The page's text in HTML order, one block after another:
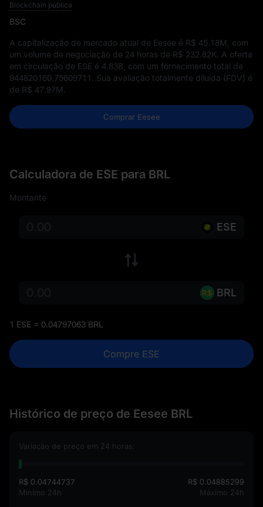
Blockchain pública
BSC
A capitalização de mercado atual de Eesee é R$ 45.18M
, com
um volume de negociação de 24 horas de R$ 232.82K . A oferta
em circulação de ESE é 4.83B , com um fornecimento total de
944820160.75609711
. Sua avaliação totalmente diluída (FDV) é
de R$ 47.97M
Comprar Eesee
Calculadora de ESE para BRL
Montante
ESE
BRL
1 ESE = 0.04797063 BRL
Compre ESE
Histórico de preço de Eesee BRL
Variação de preço em 24 horas:
R$ 0.04744737
Mínimo 24h
R$ 0.04885299
Máximo 24h